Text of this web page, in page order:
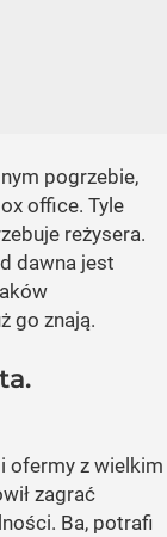
pogrzebie,
office. Tyle
reżysera.
dawna jest
go znają.
ofermy z wielkim
zagrać
Ba, potrafi